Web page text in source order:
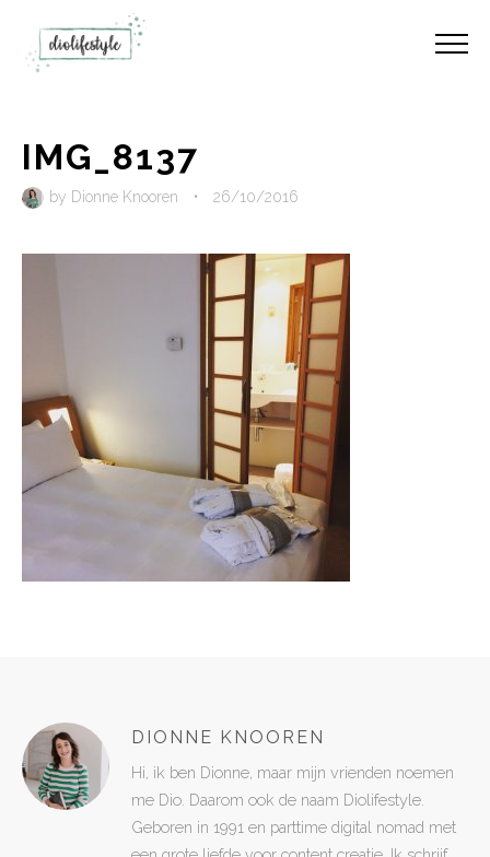
IMG_8137
by Dionne Knooren • 26/10/2016
DIONNE KNOOREN
Hi, ik ben Dionne, maar mijn vrienden noemen
me Dio. Daarom ook de naam Diolifestyle.
Geboren in 1991 en parttime digital nomad met